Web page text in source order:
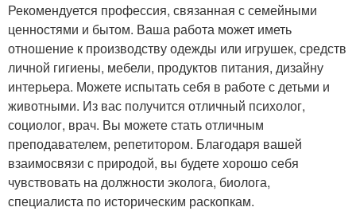
Рекомендуется профессия, связанная с семейными
ценностями и бытом. Ваша работа может иметь
отношение к производству одежды или игрушек, средств
личной гигиены, мебели, продуктов питания, дизайну
интерьера. Можете испытать себя в работе с детьми и
животными. Из вас получится отличный психолог,
социолог, врач. Вы можете стать отличным
преподавателем, репетитором. Благодаря вашей
взаимосвязи с природой, вы будете хорошо себя
чувствовать на должности эколога, биолога,
специалиста по историческим раскопкам.